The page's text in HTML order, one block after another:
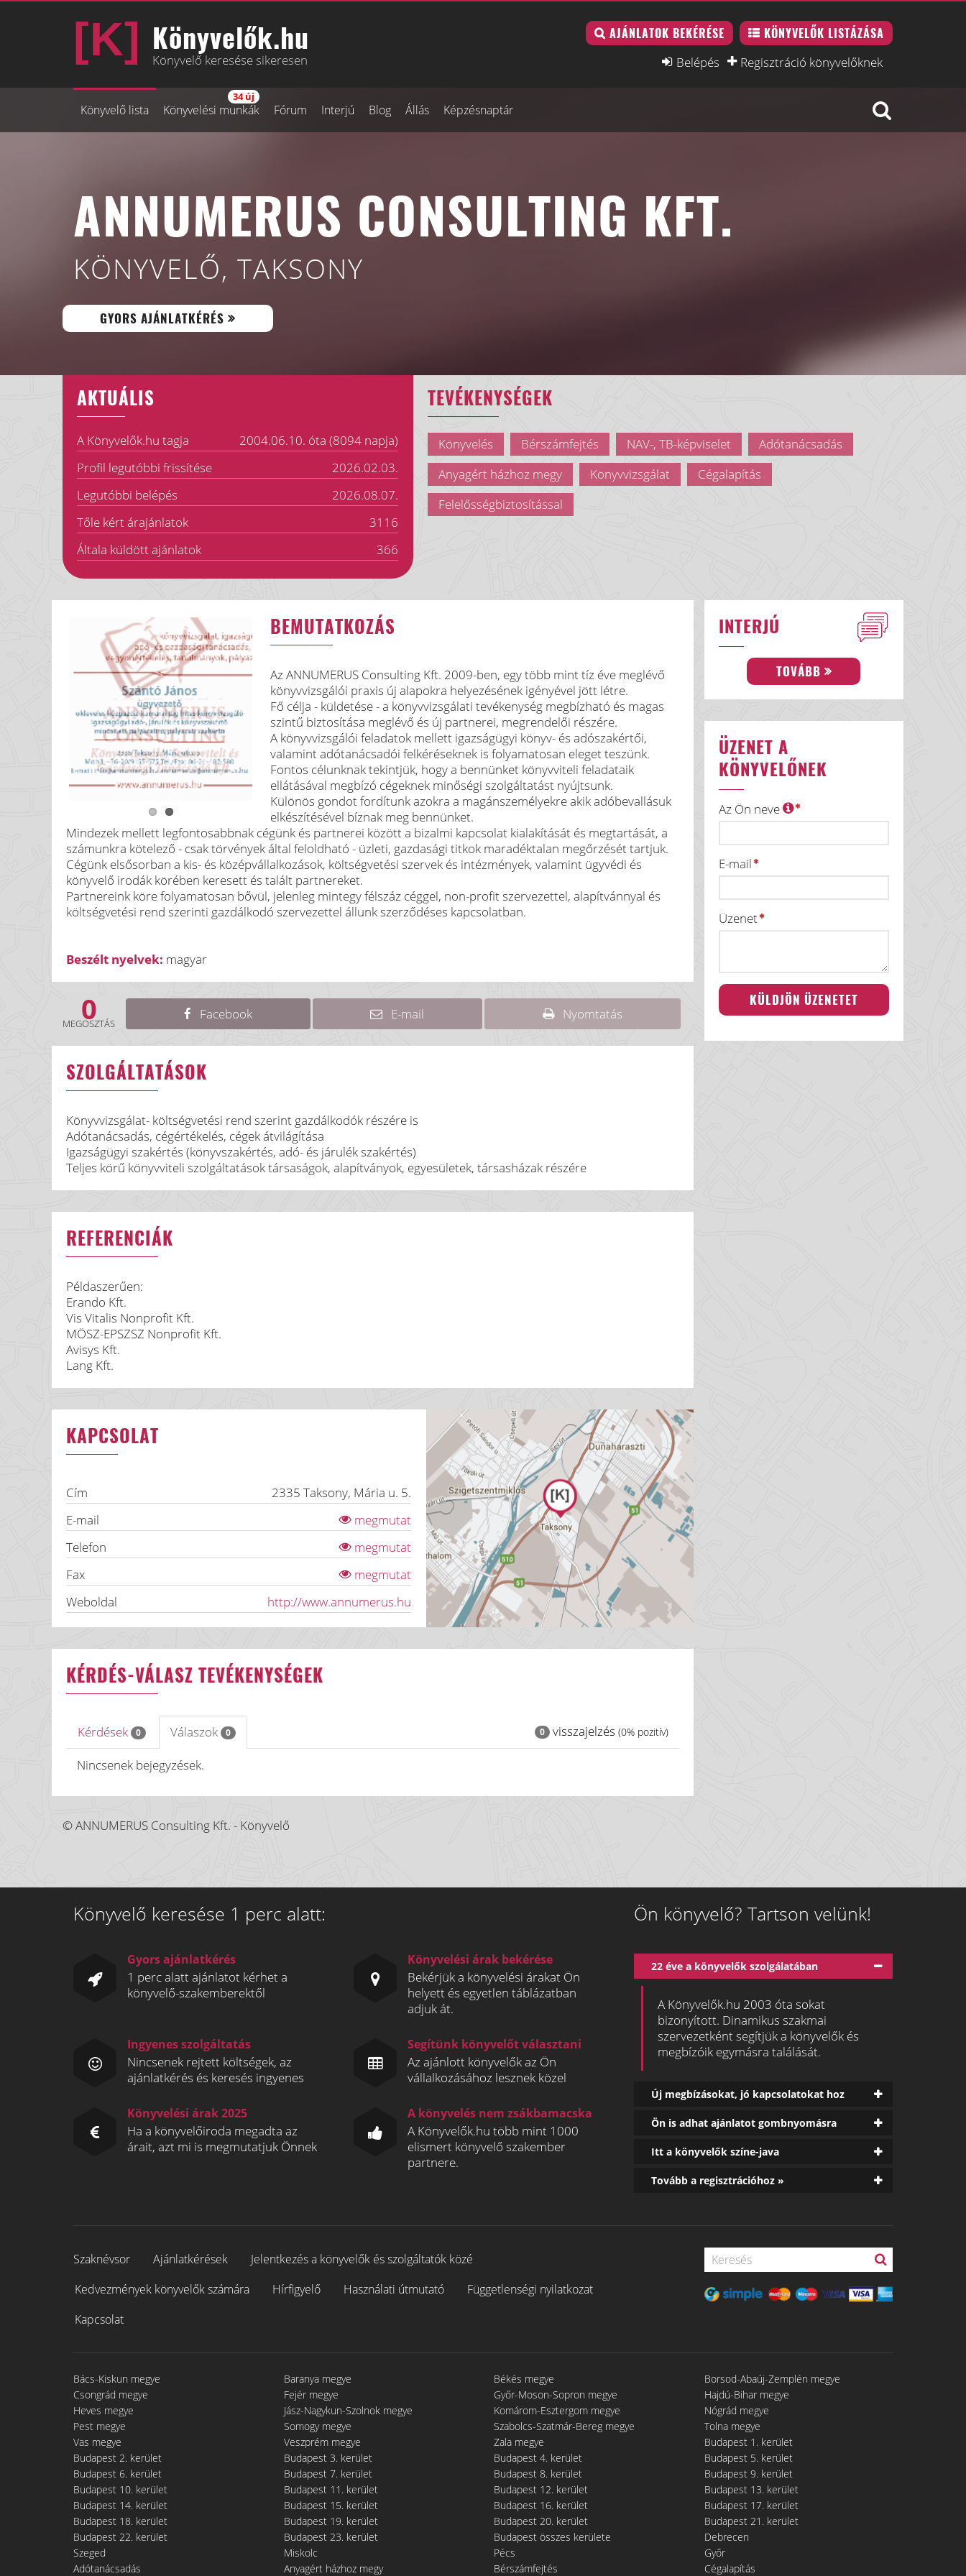
Könyvelők.hu
Könyvelő keresése sikeresen
AJÁNLATOK BEKÉRÉSE KÖNYVELŐK LISTÁZÁSA
Belépés Regisztráció könyvelőknek
Könyvelő lista Könyvelési munkák
34 új
Fórum Interjú Blog Állás Képzésnaptár
ANNUMERUS CONSULTING KFT.
KÖNYVELŐ, TAKSONY
GYORS AJÁNLATKÉRÉS
AKTUÁLIS
A Könyvelők.hu tagja
2004.06.10. óta (8094 napja)
Profil legutóbbi frissítése
2026.02.03.
Legutóbbi belépés
2026.08.07.
Tőle kért árajánlatok
3116
Általa küldött ajánlatok
366
TEVÉKENYSÉGEK
Könyvelés Bérszámfejtés NAV-, TB-képviselet
Adótanácsadás
Anyagért házhoz megy
Könyvvizsgálat
Cégalapítás
Felelősségbiztosítással
BEMUTATKOZÁS
Az ANNUMERUS Consulting Kft. 2009-ben, egy több mint tíz éve meglévő
könyvvizsgálói praxis új alapokra helyezésének igényével jött létre.
Fő célja - küldetése - a könyvvizsgálati tevékenység megbízható és magas
szintű biztosítása meglévő és új partnerei, megrendelői részére.
A könyvvizsgálói feladatok mellett igazságügyi könyv- és adószakértői,
valamint adótanácsadói felkéréseknek is folyamatosan eleget teszünk.
Fontos célunknak tekintjük, hogy a bennünket könyvviteli feladataik
ellátásával megbízó cégeknek minőségi szolgáltatást nyújtsunk.
Különös gondot fordítunk azokra a magánszemélyekre akik adóbevallásuk
elkészítésével bíznak meg bennünket.
Mindezek mellett legfontosabbnak cégünk és partnerei között a bizalmi kapcsolat kialakítását és megtartását, a
számunkra kötelező - csak törvények által feloldható - üzleti, gazdasági titkok maradéktalan megőrzését tartjuk.
Cégünk elsősorban a kis- és középvállalkozások, költségvetési szervek és intézmények, valamint ügyvédi és
könyvelő irodák körében keresett és talált partnereket.
Partnereink köre folyamatosan bővül, jelenleg mintegy félszáz céggel, non-profit szervezettel, alapítvánnyal és
költségvetési rend szerinti gazdálkodó szervezettel állunk szerződéses kapcsolatban.
Beszélt nyelvek: magyar
0
MEGOSZTÁS
Facebook E-mail Nyomtatás
SZOLGÁLTATÁSOK
Könyvvizsgálat- költségvetési rend szerint gazdálkodók részére is
Adótanácsadás, cégértékelés, cégek átvilágítása
Igazságügyi szakértés (könyvszakértés, adó- és járulék szakértés)
Teljes körű könyvviteli szolgáltatások társaságok, alapítványok, egyesületek, társasházak részére
REFERENCIÁK
Példaszerűen:
Erando Kft.
Vis Vitalis Nonprofit Kft.
MÖSZ-EPSZSZ Nonprofit Kft.
Avisys Kft.
Lang Kft.
KAPCSOLAT
Cím 2335 Taksony, Mária u. 5.
E-mail
megmutat
Telefon
megmutat
Fax
megmutat
Weboldal
http://www.annumerus.hu
KÉRDÉS-VÁLASZ TEVÉKENYSÉGEK
Kérdések 0 Válaszok 0 0 visszajelzés (0% pozitív)
Nincsenek bejegyzések.
© ANNUMERUS Consulting Kft. - Könyvelő
INTERJÚ
TOVÁBB
ÜZENET A
KÖNYVELŐNEK
Az Ön neve
E-mail
Üzenet
Könyvelő keresése 1 perc alatt:
Gyors ajánlatkérés
1 perc alatt ajánlatot kérhet a
könyvelő-szakemberektől
Könyvelési árak bekérése
Bekérjük a könyvelési árakat Ön
helyett és egyetlen táblázatban
adjuk át.
Ingyenes szolgáltatás
Nincsenek rejtett költségek, az
ajánlatkérés és keresés ingyenes
Segítünk könyvelőt választani
Az ajánlott könyvelők az Ön
vállalkozásához lesznek közel
Könyvelési árak 2025
Ha a könyvelőiroda megadta az
árait, azt mi is megmutatjuk Önnek
A könyvelés nem zsákbamacska
A Könyvelők.hu több mint 1000
elismert könyvelő szakember
partnere.
Ön könyvelő? Tartson velünk!
22 éve a könyvelők szolgálatában
A Könyvelők.hu 2003 óta sokat
bizonyított. Dinamikus szakmai
szervezetként segítjük a könyvelők és
megbízóik egymásra találását.
Új megbízásokat, jó kapcsolatokat hoz
Ön is adhat ajánlatot gombnyomásra
Itt a könyvelők színe-java
Tovább a regisztrációhoz »
Szaknévsor Ajánlatkérések
Jelentkezés a könyvelők és szolgáltatók közé
Kedvezmények könyvelők számára
Hírfigyelő Használati útmutató
Függetlenségi nyilatkozat
Kapcsolat
Bács-Kiskun megye Baranya megye Békés megye
Borsod-Abaúj-Zemplén megye
Csongrád megye
Fejér megye Győr-Moson-Sopron megye
Hajdú-Bihar megye
Heves megye
Jász-Nagykun-Szolnok megye Komárom-Esztergom megye
Nógrád megye
Pest megye
Somogy megye Szabolcs-Szatmár-Bereg megye
Tolna megye
Vas megye
Veszprém megye Zala megye
Budapest 1. kerület
Budapest 2. kerület
Budapest 3. kerület Budapest 4. kerület
Budapest 5. kerület
Budapest 6. kerület
Budapest 7. kerület Budapest 8. kerület
Budapest 9. kerület
Budapest 10. kerület
Budapest 11. kerület Budapest 12. kerület
Budapest 13. kerület
Budapest 14. kerület
Budapest 15. kerület Budapest 16. kerület
Budapest 17. kerület
Budapest 18. kerület
Budapest 19. kerület Budapest 20. kerület
Budapest 21. kerület
Budapest 22. kerület
Budapest 23. kerület Budapest összes kerülete
Debrecen
Szeged
Miskolc Pécs
Győr
Adótanácsadás
Anyagért házhoz megy Bérszámfejtés Cégalapítás